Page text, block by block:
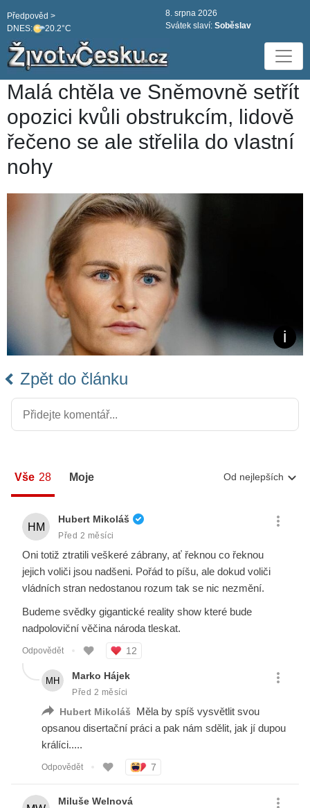
DNES: 20.2°C
Předpověd >
8. srpna 2026
Svátek slaví: Soběslav
Malá chtěla ve Sněmovně setřít
opozici kvůli obstrukcím, lidově
řečeno se ale střelila do vlastní
nohy
Zpět do článku